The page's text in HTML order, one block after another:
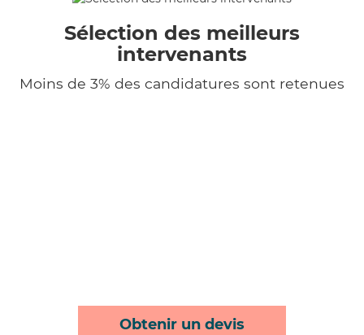
Sélection des meilleurs
intervenants
Moins de 3% des candidatures sont retenues
Obtenir un devis